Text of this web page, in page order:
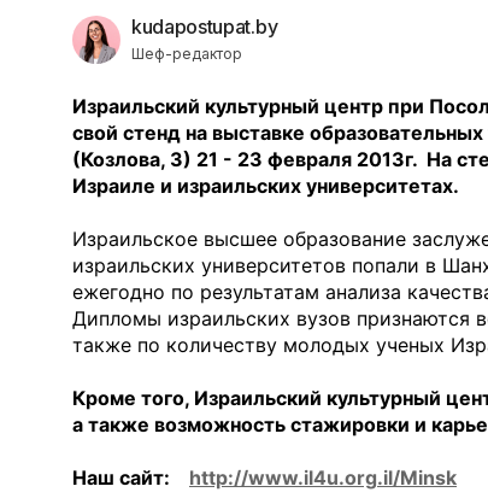
kudapostupat.by
Шеф-редактор
Израильский культурный центр при
свой стенд на выставке
(Козлова, 3) 21 - 23 февраля 2013г. На
Израиле и израильских университетах.
Израильское высшее образование
израильских университетов попали в
ежегодно по результатам анализа
Дипломы израильских вузов признаются
также по количеству молодых ученых
Кроме того, Израильский культурный
а также возможность стажировки и
Наш сайт: http://www.il4u.org.il/Minsk